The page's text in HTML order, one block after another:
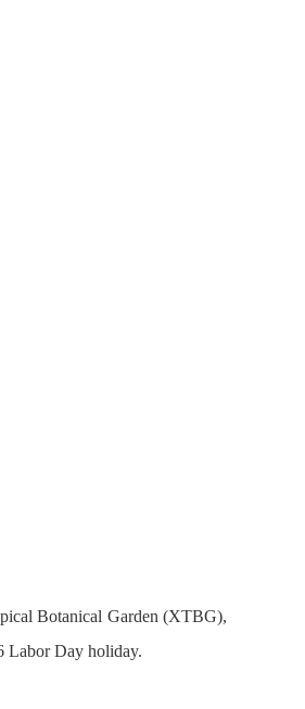
Botanical Garden (XTBG),
Labor Day holiday.